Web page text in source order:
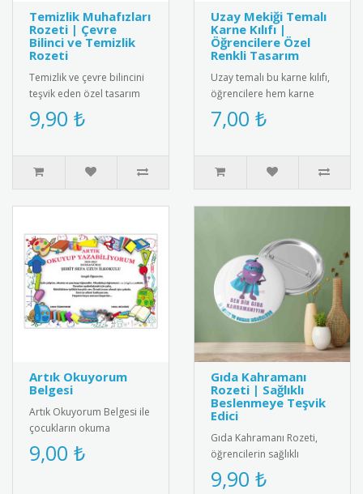
Temizlik Muhafızları
Rozeti | Çevre
Bilinci ve Temizlik
Rozeti
Temizlik ve çevre bilincini
teşvik eden özel tasarım
rozet. Okul temizliğine
katkı sağlayan öğrencil..
9,90 ₺
Uzay Mekiği Temalı
Karne Kılıfı |
Öğrencilere Özel
Renkli Tasarım
Uzay temalı bu karne kılıfı,
öğrencilere hem karne
heyecanını yaşatır hem de
eğlenceli bir hatıra su..
7,00 ₺
Artık Okuyorum
Belgesi
Artık Okuyorum Belgesi ile
çocukların okuma
başarısını taçlandırın!
Renkli ve özel tasarımıyla
9,00 ₺
Gıda Kahramanı
Rozeti | Sağlıklı
Beslenmeye Teşvik
Edici
Gıda Kahramanı Rozeti,
öğrencilerin sağlıklı
beslenme alışkanlıklarını
teşvik etmek amacıyla
9,90 ₺